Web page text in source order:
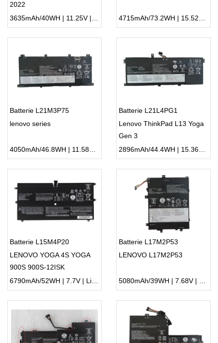
2022
3635mAh/40WH | 11.25V | Li-ion ...
4715mAh/73.2WH | 15.52V | Li-ion ...
Batterie L21M3P75
lenovo series
4050mAh/46.8WH | 11.58V | Li-ion ...
Batterie L21L4PG1
Lenovo ThinkPad L13 Yoga
Gen 3
2896mAh/44.4WH | 15.36V | Li-ion ...
Batterie L15M4P20
LENOVO YOGA 4S YOGA
900S 900S-12ISK
6790mAh/52WH | 7.7V | Li-ion ...
Batterie L17M2P53
LENOVO L17M2P53
5080mAh/39WH | 7.68V | Li-ion ...